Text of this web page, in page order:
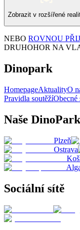
Zobrazit v rozšířené
NEBO ROVNOU
DRUHOHOR NA
Dinopark
HomepageAktualityO
Pravidla soutěžíObecné
Naše
Plzeň
Ostrava
Sociální sítě